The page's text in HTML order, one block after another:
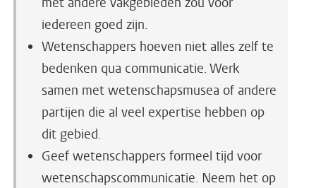
iedereen goed zijn.
Wetenschappers hoeven niet alles zelf te
bedenken qua communicatie. Werk
samen met wetenschapsmusea of andere
partijen die al veel expertise hebben op
dit gebied.
Geef wetenschappers formeel tijd voor
wetenschapscommunicatie. Neem het op